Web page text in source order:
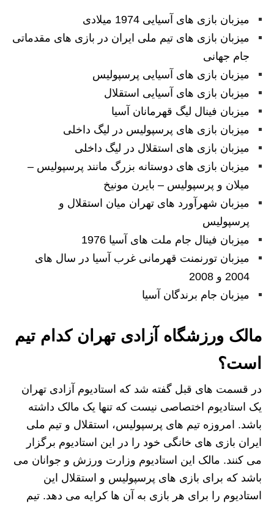
میزبان بازی های آسیایی 1974 میلادی
میزبان بازی های تیم ملی ایران در بازی های مقدماتی
جام جهانی
میزبان بازی های آسیایی پرسپولیس
میزبان بازی های آسیایی استقلال
میزبان فینال لیگ قهرمانان آسیا
میزبان بازی های پرسپولیس در لیگ داخلی
میزبان بازی های استقلال در لیگ داخلی
میزبان بازی های دوستانه بزرگ مانند پرسپولیس –
میلان و پرسپولیس – بایرن مونیخ
میزبان شهرآورد های تهران میان استقلال و
پرسپولیس
میزبان فینال جام ملت های آسیا 1976
میزبان تورنمنت قهرمانی غرب آسیا در سال های
2004 و 2008
میزبان جام برندگان آسیا
مالک ورزشگاه آزادی تهران کدام تیم
است؟
در قسمت های قبل گفته شد که استادیوم آزادی تهران
یک استادیوم اختصاصی نیست که تنها یک مالک داشته
باشد. امروزه تیم های پرسپولیس، استقلال و تیم ملی
ایران بازی های خانگی خود را در این استادیوم برگزار
می کنند. مالک این استادیوم وزارت ورزش و جوانان می
باشد که برای بازی های پرسپولیس و استقلال این
استادیوم را برای هر بازی به آن ها کرایه می دهد. تیم